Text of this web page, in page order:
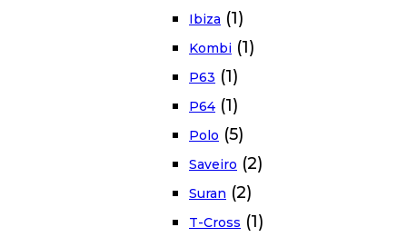
Ibiza (1)
Kombi (1)
P63 (1)
P64 (1)
Polo (5)
Saveiro (2)
Suran (2)
T-Cross (1)